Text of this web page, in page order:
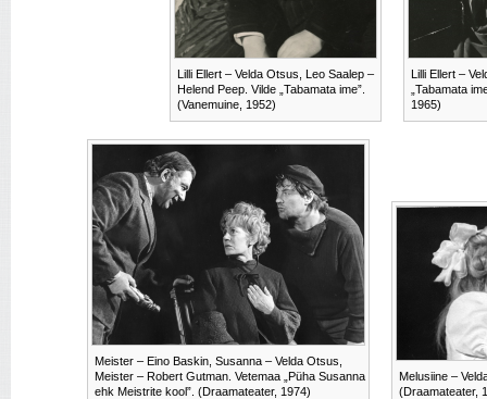
Lilli Ellert – Velda Otsus, Leo Saalep –
Helend Peep. Vilde „Tabamata ime”.
(Vanemuine, 1952)
Lilli Ellert –
„Tabamata
1965)
Meister – Eino Baskin, Susanna – Velda Otsus,
Meister – Robert Gutman. Vetemaa „Püha Susanna
ehk Meistrite kool”. (Draamateater, 1974)
Melusiine –
(Draamateater,